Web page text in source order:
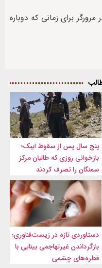
برای زمانی که دوباره
پنج سال پس از سقوط ایبک؛
بازخوانی روزی که طالبان مرکز
سمنگان را تصرف کردند
دستاوردی تازه در زیست‌فناوری؛
بازگرداندن غیرتهاجمی بینایی با
قطره‌های چشمی